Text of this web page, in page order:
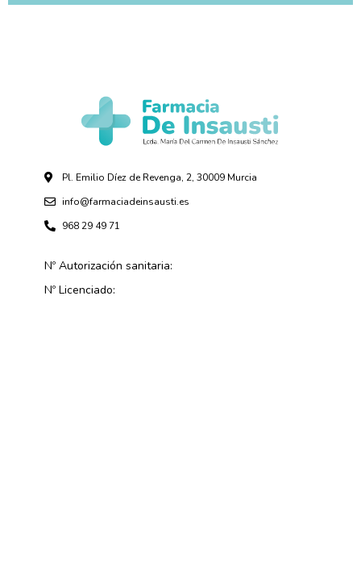
Pl. Emilio Díez de Revenga, 2, 30009 Murcia
info@farmaciadeinsausti.es
968 29 49 71
Nº Autorización sanitaria:
Nº Licenciado: